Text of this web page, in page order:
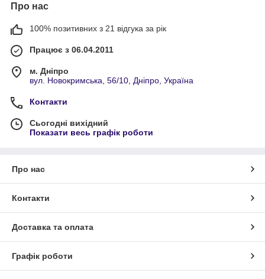
Про нас
100% позитивних з 21 відгука за рік
Працює з 06.04.2011
м. Дніпро
вул. Новокримська, 56/10, Дніпро, Україна
Контакти
Сьогодні вихідний
Показати весь графік роботи
Про нас
Контакти
Доставка та оплата
Графік роботи